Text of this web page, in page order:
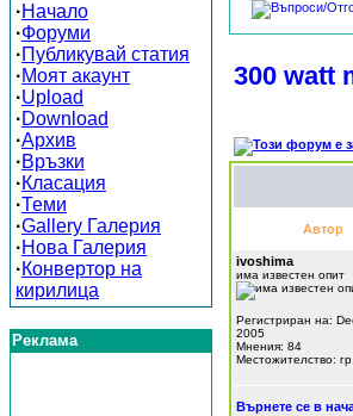
·Начало
·Форуми
·Публикувай статия
·Моят акаунт
·Upload
·Download
·Архив
·Връзки
·Класация
·Теми
·Gallery Галерия
·Нова Галерия
·Конвертор на
кирилица
Реклама
300 watt
Автор
ivoshima
има известен опит
Регистриран на:
2005
Мнения: 84
Местожителство:
Върнете се в